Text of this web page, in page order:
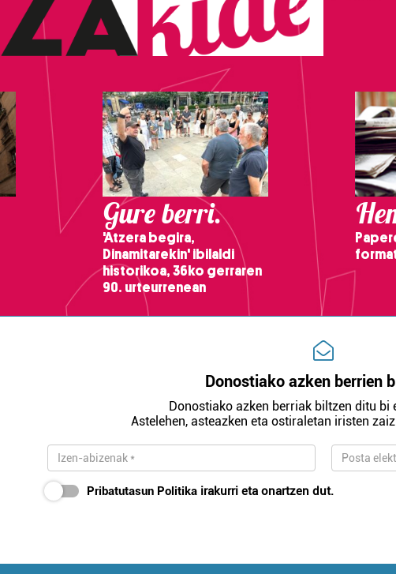
Gure berri.
'Atzera begira,
Dinamitarekin' ibilaldi
historikoa, 36ko gerraren
90. urteurrenean
Donostiako azken berrien
Donostiako azken berriak biltzen ditu bi
Astelehen, asteazken eta ostiraletan iristen
Pribatutasun Politika irakurri eta onartzen dut.